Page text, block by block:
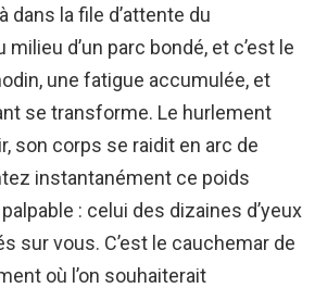
dans la file d’attente du
d’un parc bondé, et c’est le
une fatigue accumulée, et
se transforme. Le hurlement
son corps se raidit en arc de
instantanément ce poids
: celui des dizaines d’yeux
sur vous. C’est le cauchemar de
où l’on souhaiterait